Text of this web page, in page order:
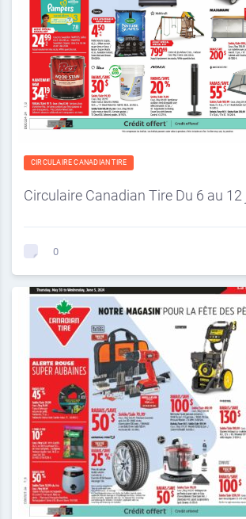
CIRCULAIRE CANADIAN TIRE
Circulaire Canadian Tire Du 6 au
0